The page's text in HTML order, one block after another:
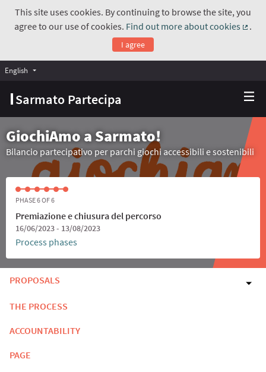
This site uses cookies. By continuing to browse the site, you
agree to our use of cookies. Find out more about cookies
.
I agree
Sarmato Partecipa
English Choose language
GiochiAmo a Sarmato!
Bilancio partecipativo per parchi giochi accessibili e sostenibili
PHASE 6 OF 6
Premiazione e chiusura del percorso
16/06/2023 - 13/08/2023
Process phases
PROPOSALS
THE PROCESS
ACCOUNTABILITY
PAGE